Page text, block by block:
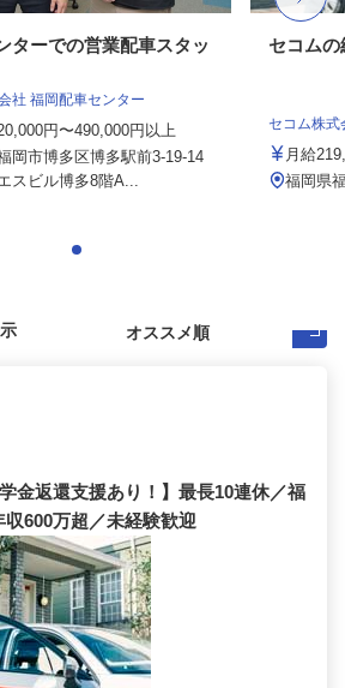
ターでの営業配車スタッ
社 福岡配車センター
円〜490,000円以上
岡市博多区博多駅前3-19-14
スビル博多8階A...
セコムの
セコム株式
月給
福岡県
金返還支援あり！】最長10連休／福
600万超／未経験歓迎